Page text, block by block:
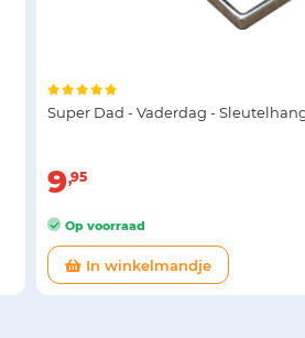
Super Dad - Vaderdag -
9 95
Op voorraad
In winkelmandje